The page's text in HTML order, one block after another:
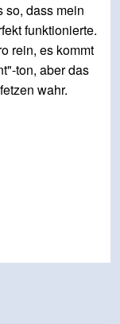
so, dass mein
funktionierte.
rein, es kommt
ton, aber das
wahr.